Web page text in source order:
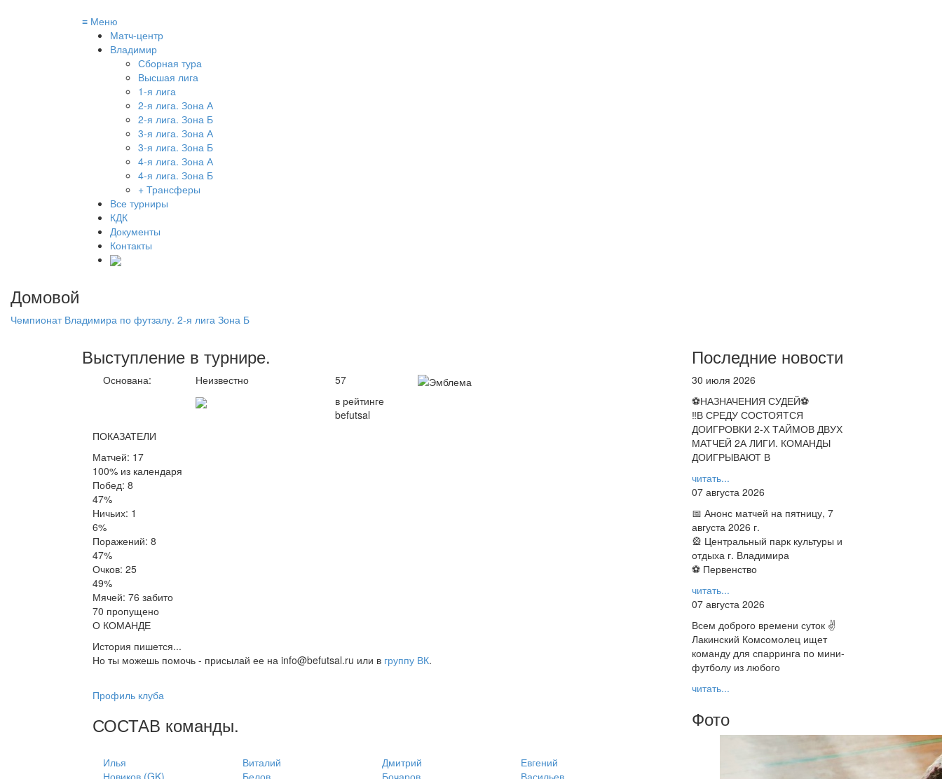
≡ Меню
Матч-центр
Владимир
Сборная тура
Высшая лига
1-я лига
2-я лига. Зона А
2-я лига. Зона Б
3-я лига. Зона А
3-я лига. Зона Б
4-я лига. Зона А
4-я лига. Зона Б
+ Трансферы
Все турниры
КДК
Документы
Контакты
Домовой
Чемпионат Владимира по футзалу. 2-я лига Зона Б
Выступление в турнире.
Основана: Неизвестно
57
в рейтинге
befutsal
ПОКАЗАТЕЛИ
Матчей: 17
100% из календаря
Побед: 8
47%
Ничьих: 1
6%
Поражений: 8
47%
Очков: 25
49%
Мячей: 76 забито
70 пропущено
О КОМАНДЕ
История пишется...
Но ты можешь помочь - присылай ее на info@befutsal.ru или в группу ВК.
Профиль клуба
СОСТАВ команды.
Илья
Виталий
Дмитрий
Евгений
Последние новости
30 июля 2026
⚽НАЗНАЧЕНИЯ СУДЕЙ⚽
‼В СРЕДУ СОСТОЯТСЯ
ДОИГРОВКИ 2-Х ТАЙМОВ ДВУХ
МАТЧЕЙ 2А ЛИГИ. КОМАНДЫ
ДОИГРЫВАЮТ В
читать...
07 августа 2026
📅 Анонс матчей на пятницу, 7
августа 2026 г.
🎡 Центральный парк культуры и
отдыха г. Владимира
⚽ Первенство
читать...
07 августа 2026
Всем доброго времени суток ✌
Лакинский Комсомолец ищет
команду для спарринга по мини-
футболу из любого
читать...
Фото